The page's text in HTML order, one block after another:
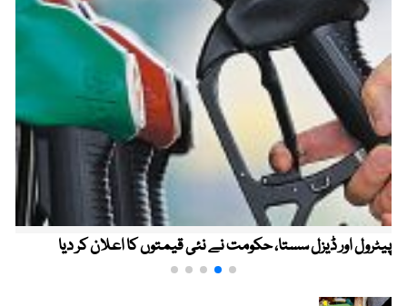
پیٹرول اور ڈیزل سستا، حکومت نے نئی قیمتوں کا اعلان کر دیا